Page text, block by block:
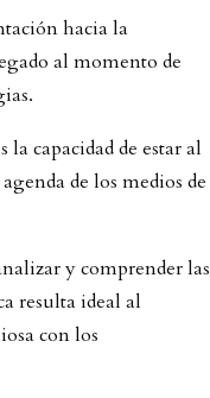
hacia la
al momento de
capacidad de estar al
de los medios de
y comprender las
resulta ideal al
con los